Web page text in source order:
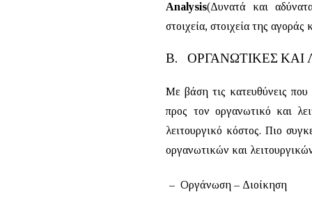
Analysis(Δυνατά και
στοιχεία, στοιχεία της αγοράς
Β. ΟΡΓΑΝΩΤΙΚΕΣ ΚΑΙ
Με βάση τις κατευθύνεις που
προς τον οργανωτικό και
λειτουργικό κόστος. Πιο
οργανωτικών και
– Οργάνωση – Διοίκηση